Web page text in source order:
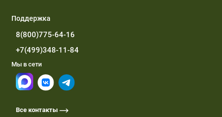
Поддержка
8(800)775-64-16
+7(499)348-11-84
Мы в сети
Все контакты